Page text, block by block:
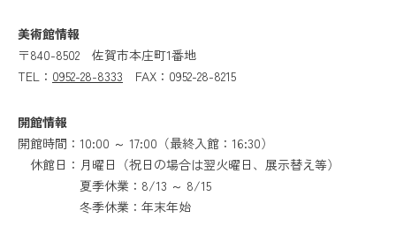
美術館情報
〒840-8502 佐賀市本庄町1番地
TEL： 0952-28-8333 FAX：0952-28-8215
開館情報
開館時間：10:00 ～ 17:00（最終入館：16:30）
休館日：月曜日（祝日の場合は翌火曜日、展示替え等）
夏季休業：8/13 ～ 8/15
冬季休業：年末年始